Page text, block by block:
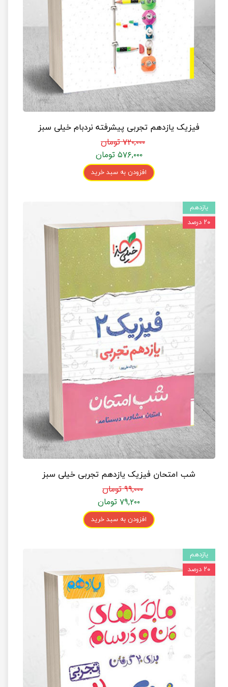
فیزیک یازدهم تجربی پیشرفته نردبام خیلی سبز
۷۲۰,۰۰۰ تومان
۵۷۶,۰۰۰ تومان
افزودن به سبد خرید
شب امتحان فیزیک یازدهم تجربی خیلی سبز
۹۹,۰۰۰ تومان
۷۹,۲۰۰ تومان
افزودن به سبد خرید
یازدهم
۲۰ درصد
یازدهم
۲۰ درصد